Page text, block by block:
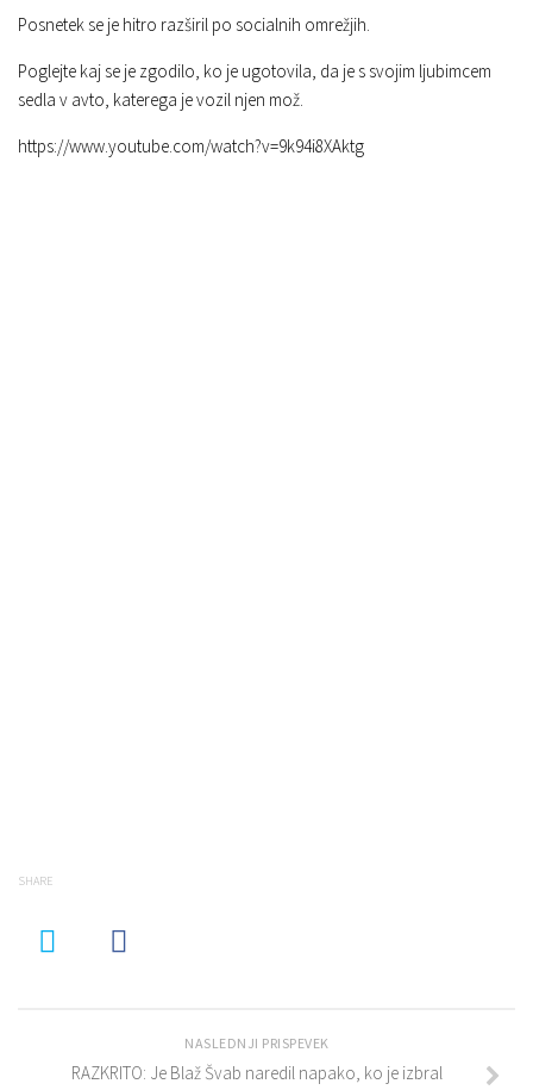
Posnetek se je hitro razširil po socialnih omrežjih.
Poglejte kaj se je zgodilo, ko je ugotovila, da je s svojim ljubimcem
sedla v avto, katerega je vozil njen mož.
https://www.youtube.com/watch?v=9k94i8XAktg
SHARE
NASLEDNJI PRISPEVEK
RAZKRITO: Je Blaž Švab naredil napako, ko je izbral